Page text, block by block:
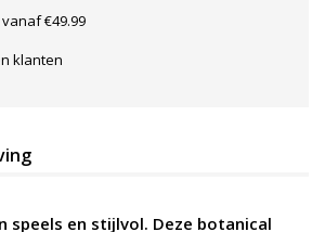
€49.99
klanten
speels en stijlvol. Deze botanical